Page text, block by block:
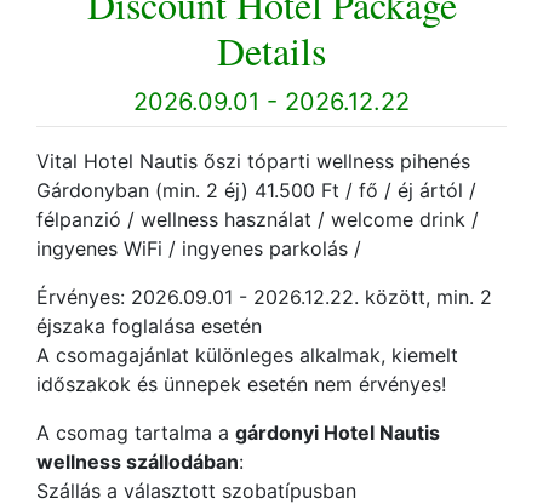
Details
2026.09.01 - 2026.12.22
Vital Hotel Nautis őszi tóparti wellness pihenés
Gárdonyban (min. 2 éj) 41.500 Ft / fő / éj ártól /
félpanzió / wellness használat / welcome drink /
ingyenes WiFi / ingyenes parkolás /
Érvényes: 2026.09.01 - 2026.12.22. között, min. 2
éjszaka foglalása esetén
A csomagajánlat különleges alkalmak, kiemelt
időszakok és ünnepek esetén nem érvényes!
A csomag tartalma a gárdonyi Hotel Nautis
wellness szállodában:
Szállás a választott szobatípusban